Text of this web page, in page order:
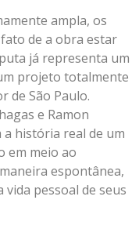
ampla, os
de a obra estar
já representa um
projeto totalmente
de São Paulo.
e Ramon
história real de um
em meio ao
espontânea,
pessoal de seus